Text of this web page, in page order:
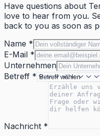
Have questions about
love to hear from you.
back to you as soon as
Name *
E-Mail *
Unternehmen
Betreff *
Nachricht *